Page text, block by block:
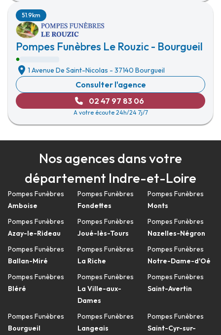
Pompes Funèbres Le Rouzic - Bourgueil
51.9km
1 Avenue De Saint-Nicolas - 37140 Bourgueil
Consulter l'agence
02 47 97 83 06
A votre écoute 24h/24 7j/7
Nos agences dans votre
département Indre-et-Loire
Pompes Funèbres
Amboise
Pompes Funèbres
Azay-le-Rideau
Pompes Funèbres
Ballan-Miré
Pompes Funèbres
Bléré
Pompes Funèbres
Bourgueil
Pompes Funèbres
Fondettes
Pompes Funèbres
Joué-lès-Tours
Pompes Funèbres
La Riche
Pompes Funèbres
La Ville-aux-
Dames
Pompes Funèbres
Langeais
Pompes Funèbres
Monts
Pompes Funèbres
Nazelles-Négron
Pompes Funèbres
Notre-Dame-d'Oé
Pompes Funèbres
Saint-Avertin
Pompes Funèbres
Saint-Cyr-sur-